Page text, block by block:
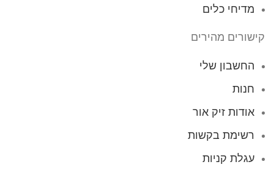
מדיחי כלים
קישורים מהירים
החשבון שלי
חנות
אודות זיק אור
רשימת בקשות
עגלת קניות